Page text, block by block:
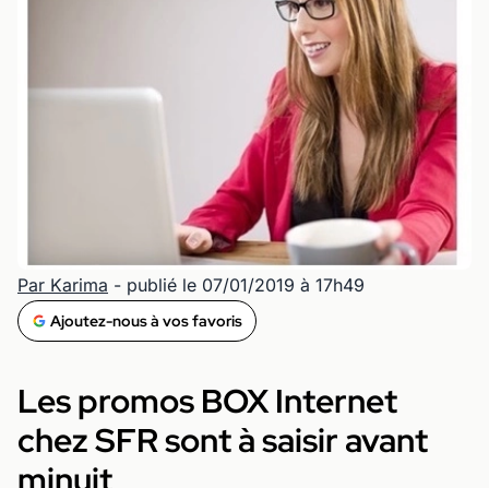
Par Karima - publié le 07/01/2019 à 17h49
Ajoutez-nous à vos favoris
Les promos BOX Internet
chez SFR sont à saisir avant
minuit